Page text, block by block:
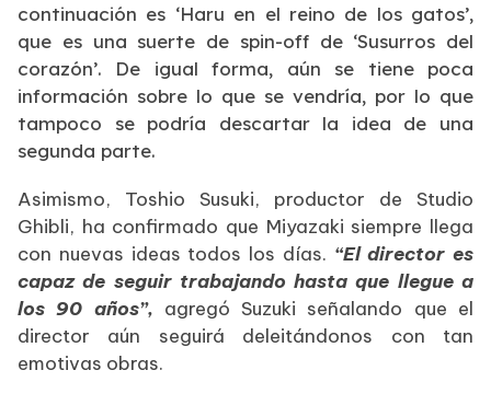
continuación es ‘Haru en el reino de los gatos’,
que es una suerte de spin-off de ‘Susurros del
corazón’. De igual forma, aún se tiene poca
información sobre lo que se vendría, por lo que
tampoco se podría descartar la idea de una
segunda parte.
Asimismo, Toshio Susuki, productor de Studio
Ghibli, ha confirmado que Miyazaki siempre llega
con nuevas ideas todos los días. “El director es
capaz de seguir trabajando hasta que llegue a
los 90 años”, agregó Suzuki señalando que el
director aún seguirá deleitándonos con tan
emotivas obras.